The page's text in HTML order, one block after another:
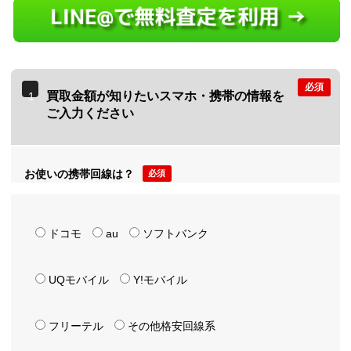
1
買取金額が知りたいスマホ・携帯の情報を
ご入力ください
必須
お使いの携帯回線は？ 必須
ドコモ au ソフトバンク
UQモバイル Y!モバイル
フリーテル その他格安回線系